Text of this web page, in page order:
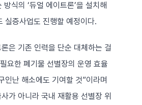
식의 ‘듀얼 에이트론’을 설치해
실증사업도 진행할 예정이다.
은 기존 인력을 단순 대체하는 걸
요한 폐기물 선별장의 운영 효율
인난 해소에도 기여할 것”이라며
가 아니라 국내 재활용 선별장 위